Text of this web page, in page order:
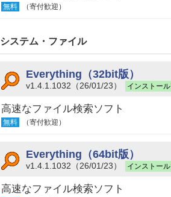
無料 （寄付歓迎）
システム・ファイル
Everything（32bit版）
v1.4.1.1032（26/01/23） インストール
高速なファイル検索ソフト
無料 （寄付歓迎）
Everything（64bit版）
v1.4.1.1032（26/01/23） インストール
高速なファイル検索ソフト